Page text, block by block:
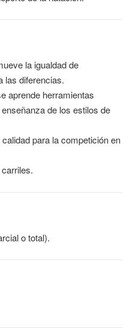
la igualdad de
las diferencias.
aprende herramientas
de los estilos de
para la competición en
o total).